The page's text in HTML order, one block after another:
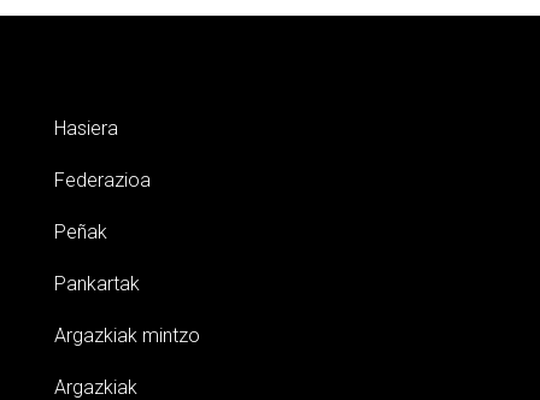
Hasiera
Federazioa
Peñak
Pankartak
Argazkiak mintzo
Argazkiak